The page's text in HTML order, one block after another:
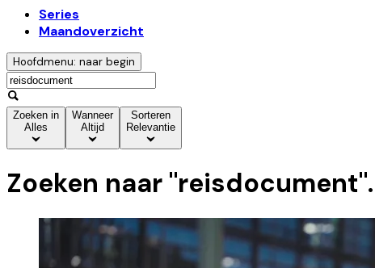
Series
Maandoverzicht
Hoofdmenu: naar begin
Zoeken in
Alles
Wanneer
Altijd
Sorteren
Relevantie
Zoeken naar "reisdocument".